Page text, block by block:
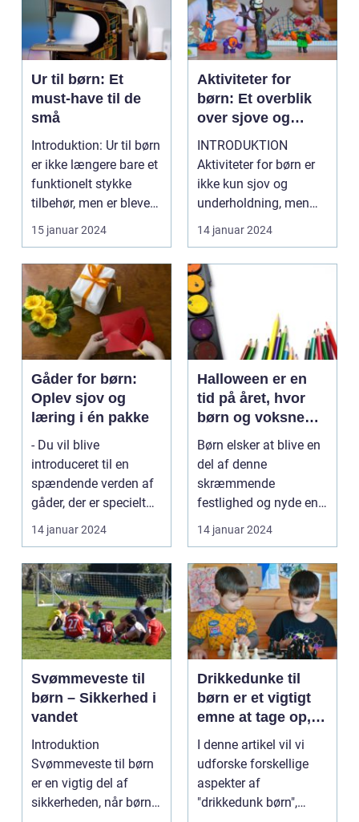
guldklumper
Ur til børn: Et
must-have til de
små
Introduktion: Ur til børn
er ikke længere bare et
funktionelt stykke
tilbehør, men er blevet
en popu...
15 januar 2024
Aktiviteter for
børn: Et overblik
over sjove og
lærerige
muligheder
INTRODUKTION
Aktiviteter for børn er
ikke kun sjov og
underholdning, men
også en vigtig del af
dere...
14 januar 2024
Gåder for børn:
Oplev sjov og
læring i én pakke
- Du vil blive
introduceret til en
spændende verden af
gåder, der er specielt
designet til børn. Vi ...
14 januar 2024
Halloween er en
tid på året, hvor
børn og voksne
kan have det sjovt
med at klæde sig
ud i fantasifulde
kostumer
Børn elsker at blive en
del af denne
skræmmende
festlighed og nyde en
aften fyldt med slik og
spøgel...
14 januar 2024
Svømmeveste til
børn – Sikkerhed i
vandet
Introduktion
Svømmeveste til børn
er en vigtig del af
sikkerheden, når børn
Drikkedunke til
børn er et vigtigt
emne at tage op,
da det handler om
at sikre at vores
børn forbliver
hydrerede og
I denne artikel vil vi
udforske forskellige
aspekter af
"drikkedunk børn",